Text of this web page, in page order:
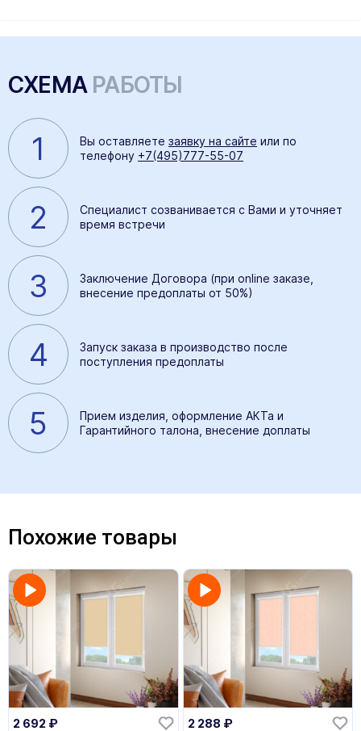
СХЕМАРАБОТЫ
1 Вы оставляете заявку на сайте или по
телефону +7(495)777-55-07
2
Специалист созванивается с Вами и уточняет
время встречи
3
Заключение Договора (при online заказе,
внесение предоплаты от 50%)
4
Запуск заказа в производство после
поступления предоплаты
5
Прием изделия, оформление АКТа и
Гарантийного талона, внесение доплаты
Похожие товары
2 692 ₽ 2 288 ₽